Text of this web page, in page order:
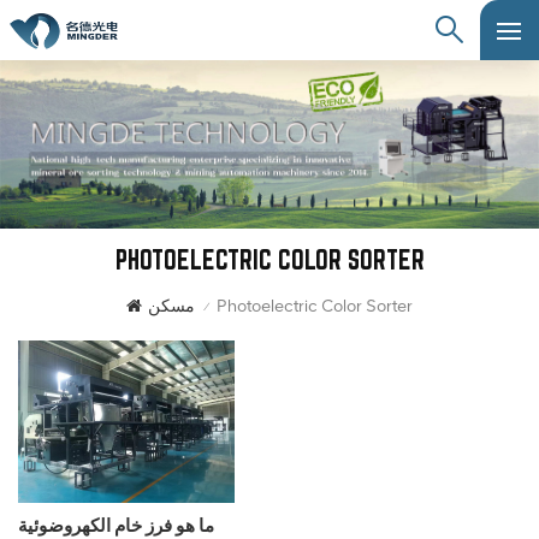
PHOTOELECTRIC COLOR SORTER
مسكن / Photoelectric Color Sorter
ما هو فرز خام الكهروضوئية